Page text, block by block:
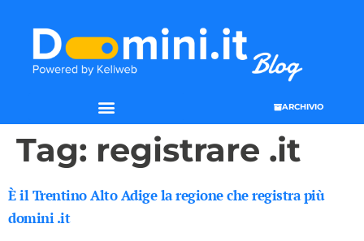
ARCHIVIO
Tag: registrare .it
È il Trentino Alto Adige la regione che registra più
domini .it